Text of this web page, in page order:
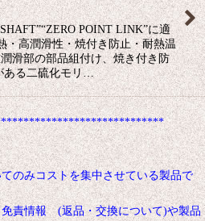
POINT LINK”に適
・高潤滑性・焼付き防止・耐熱温
滑部の部品組付け、焼き付き防
ある二硫化モリ…
のみコストを集中させている製品で
責情報 (返品・交換について)や製品